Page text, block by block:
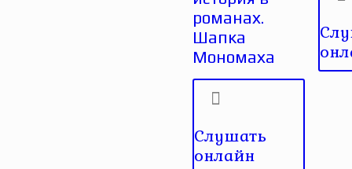
романах.
Шапка
Мономаха
Слушать
онлайн